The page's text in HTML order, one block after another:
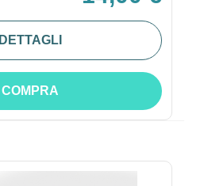
DETTAGLI
COMPRA